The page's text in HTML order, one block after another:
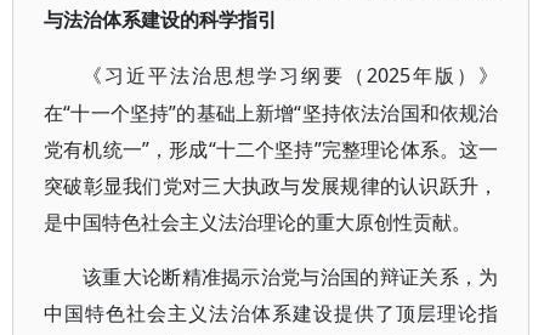
与法治体系建设的科学指引
《习近平法治思想学习纲要（ 2025年版）》
在“十一个坚持”的基础上新增“坚持依法治国和依规治
党有机统一”，形成“十二个坚持”完整理论体系。这一
突破彰显我们党对三大执政与发展规律的认识跃升，
是中国特色社会主义法治理论的重大原创性贡献。
该重大论断精准揭示治党与治国的辩证关系，为
中国特色社会主义法治体系建设提供了顶层理论指